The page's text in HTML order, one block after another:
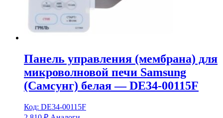
Панель управления (мембрана) для
микроволновой печи Samsung
(Самсунг) белая — DE34-00115F
Код: DE34-00115F